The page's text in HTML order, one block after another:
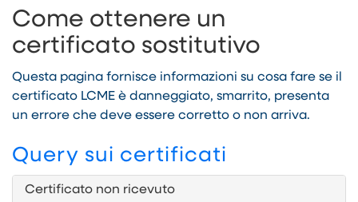
Come ottenere un
certificato sostitutivo
Questa pagina fornisce informazioni su cosa fare se il
certificato LCME è danneggiato, smarrito, presenta
un errore che deve essere corretto o non arriva.
Query sui certificati
Certificato non ricevuto